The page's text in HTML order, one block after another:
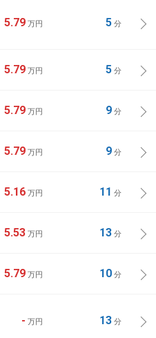
5.79 万円 5分
5.79 万円 5分
5.79 万円 9分
5.79 万円 9分
5.16 万円 11 分
5.53 万円 13分
5.79 万円 10分
- 万円 13分